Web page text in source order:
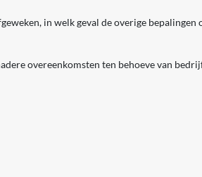
in welk geval de overige
overeenkomsten ten behoeve van